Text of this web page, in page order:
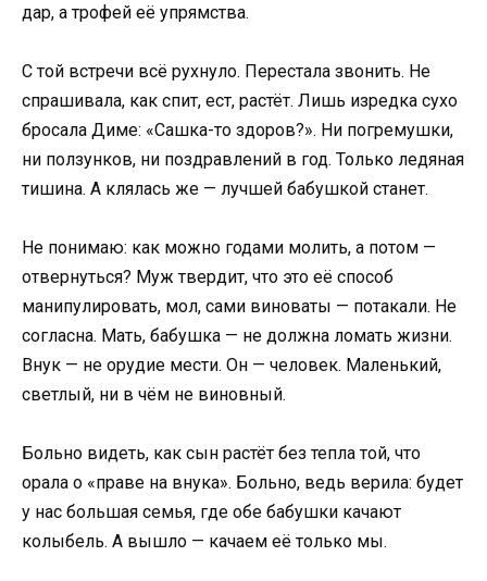
дар, а трофей её упрямства.
С той встречи всё рухнуло. Перестала звонить. Не
спрашивала, как спит, ест, растёт. Лишь изредка сухо
бросала Диме: «Сашка-то здоров?». Ни погремушки,
ни ползунков, ни поздравлений в год. Только ледяная
тишина. А клялась же — лучшей бабушкой станет.
Не понимаю: как можно годами молить, а потом —
отвернуться? Муж твердит, что это её способ
манипулировать, мол, сами виноваты — потакали. Не
согласна. Мать, бабушка — не должна ломать жизни.
Внук — не орудие мести. Он — человек. Маленький,
светлый, ни в чём не виновный.
Больно видеть, как сын растёт без тепла той, что
орала о «праве на внука». Больно, ведь верила: будет
у нас большая семья, где обе бабушки качают
колыбель. А вышло — качаем её только мы.